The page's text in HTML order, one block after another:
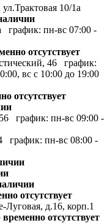
10/1а
график: пн-вс 07:00 -
отсутствует
46
график:
вс с 10:00 до 19:00
отсутствует
график: пн-вс 09:00 -
график: пн-вс 08:00 -
отсутствует
д.16, корп.1
временно отсутствует